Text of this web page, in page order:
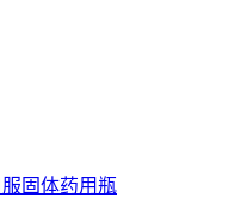
固体药用瓶